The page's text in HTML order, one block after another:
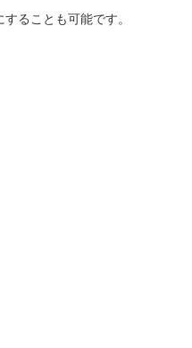
ることも可能です。